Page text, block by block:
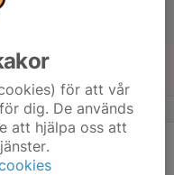
för att vår
dig. De används
att hjälpa oss att